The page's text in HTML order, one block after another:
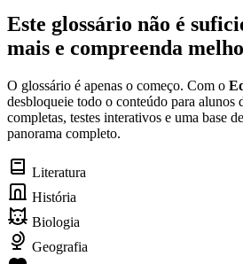
Este glossário não é
mais e compreenda
O glossário é apenas o começo. Com o
desbloqueie todo o conteúdo para alunos
completas, testes interativos e uma base
panorama completo.
Literatura
História
Biologia
Geografia